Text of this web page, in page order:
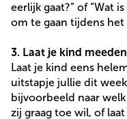
eerlijk gaat?” of “Wat
om te gaan tijdens het
3. Laat je kind
Laat je kind eens
uitstapje jullie dit
bijvoorbeeld naar
zij graag toe wil, of